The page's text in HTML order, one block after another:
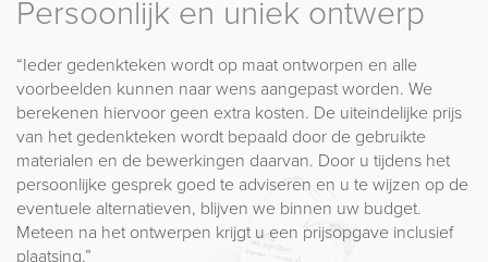
Persoonlijk en uniek ontwerp
“Ieder gedenkteken wordt op maat ontworpen en alle
voorbeelden kunnen naar wens aangepast worden. We
berekenen hiervoor geen extra kosten. De uiteindelijke prijs
van het gedenkteken wordt bepaald door de gebruikte
materialen en de bewerkingen daarvan. Door u tijdens het
persoonlijke gesprek goed te adviseren en u te wijzen op de
eventuele alternatieven, blijven we binnen uw budget.
Meteen na het ontwerpen krijgt u een prijsopgave inclusief
plaatsing.”